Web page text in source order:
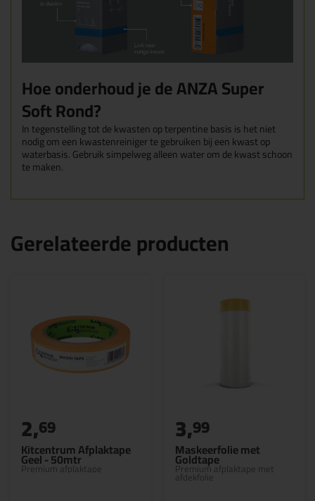
Hoe onderhoud je de ANZA Super
Soft Rond?
In tegenstelling tot de kwasten op terpentine basis is het niet
nodig om een kwastenreiniger te gebruiken bij een kwast op
waterbasis. Gebruik simpelweg alleen water om de kwast schoon
te maken.
Gerelateerde producten
Kitcentrum Afplaktape
Geel - 50mtr
Premium afplaktape
2,69
Maskeerfolie met
Goldtape
Premium afplaktape met
afdekfolie
3,99